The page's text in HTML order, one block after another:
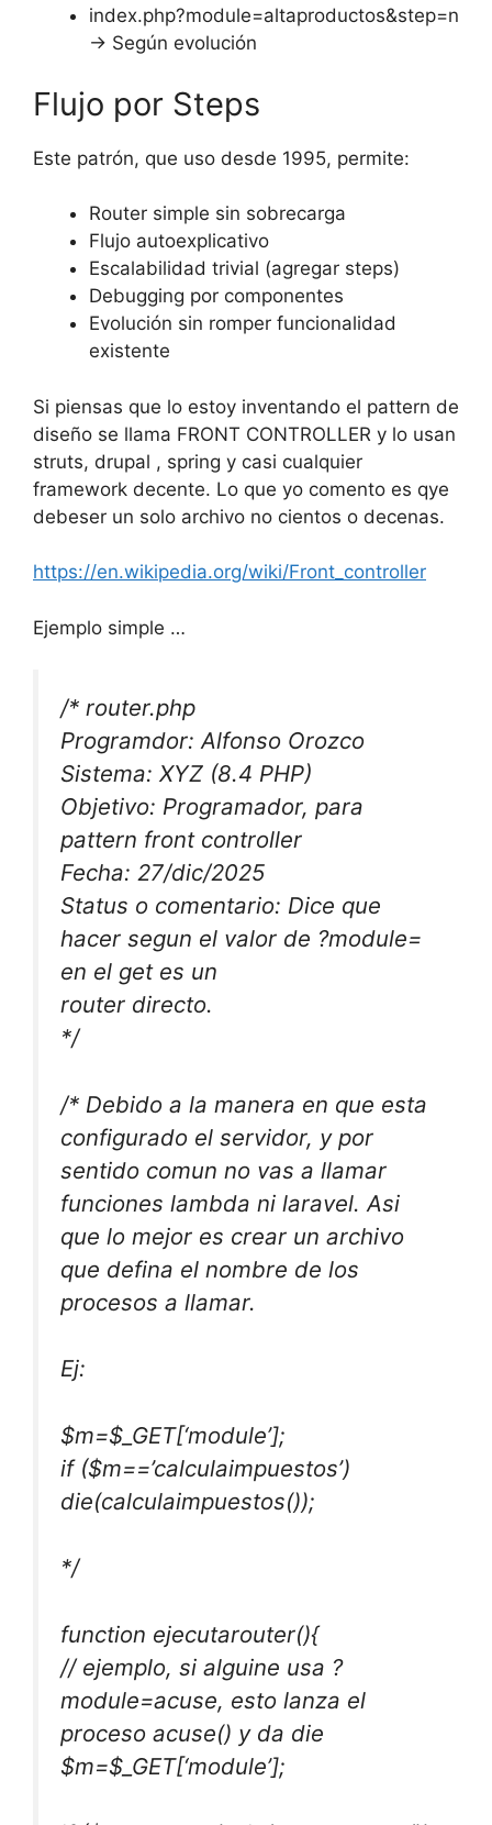
index.php?module=altaproductos&step=n
→ Según evolución
Flujo por Steps
Este patrón, que uso desde 1995, permite:
Router simple sin sobrecarga
Flujo autoexplicativo
Escalabilidad trivial (agregar steps)
Debugging por componentes
Evolución sin romper funcionalidad
existente
Si piensas que lo estoy inventando el pattern de
diseño se llama FRONT CONTROLLER y lo usan
struts, drupal , spring y casi cualquier
framework decente. Lo que yo comento es qye
debeser un solo archivo no cientos o decenas.
https://en.wikipedia.org/wiki/Front_controller
Ejemplo simple …
/* router.php
Programdor: Alfonso Orozco
Sistema: XYZ (8.4 PHP)
Objetivo: Programador, para
pattern front controller
Fecha: 27/dic/2025
Status o comentario: Dice que
hacer segun el valor de ?module=
en el get es un
router directo.
*/
/* Debido a la manera en que esta
configurado el servidor, y por
sentido comun no vas a llamar
funciones lambda ni laravel. Asi
que lo mejor es crear un archivo
que defina el nombre de los
procesos a llamar.
Ej:
$m=$_GET[‘module’];
if ($m==’calculaimpuestos’)
die(calculaimpuestos());
*/
function ejecutarouter(){
// ejemplo, si alguine usa ?
module=acuse, esto lanza el
proceso acuse() y da die
$m=$_GET[‘module’];